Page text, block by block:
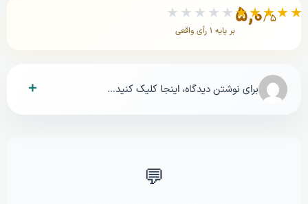
۵,۰/ ۵ ★★★★★★★★★★
بر پایه ۱ رأی واقعی
برای نوشتن دیدگاه، اینجا کلیک کنید… ＋
💬